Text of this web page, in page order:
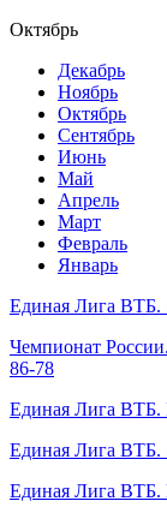
Октябрь
Декабрь
Ноябрь
Октябрь
Сентябрь
Июнь
Май
Апрель
Март
Февраль
Январь
Единая Лига
Чемпионат
86-78
Единая Лига
Единая Лига
Единая Лига